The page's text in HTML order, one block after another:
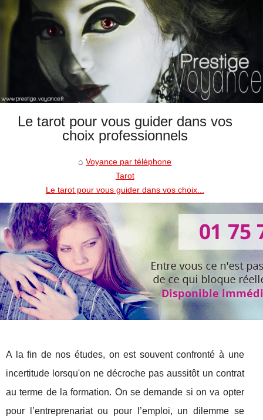
Le tarot pour vous guider dans vos
choix professionnels
Voyance par téléphone
Tarot
Le tarot pour vous guider dans vos choix...
A la fin de nos études, on est souvent confronté à une
incertitude lorsqu'on ne décroche pas aussitôt un contrat
au terme de la formation. On se demande si on va opter
pour l’entreprenariat ou pour l’emploi, un dilemme se